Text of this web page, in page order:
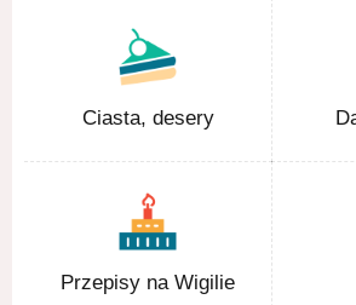
Ciasta, desery
Przepisy na Wigilie